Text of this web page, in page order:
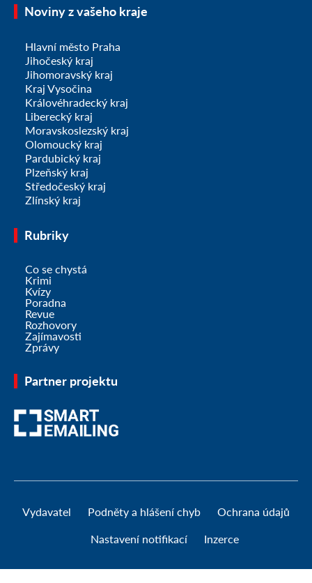
Noviny z vašeho kraje
Hlavní město Praha
Jihočeský kraj
Jihomoravský kraj
Kraj Vysočina
Královéhradecký kraj
Liberecký kraj
Moravskoslezský kraj
Olomoucký kraj
Pardubický kraj
Plzeňský kraj
Středočeský kraj
Zlínský kraj
Rubriky
Co se chystá
Krimi
Kvízy
Poradna
Revue
Rozhovory
Zajímavosti
Zprávy
Partner projektu
Vydavatel Podněty a hlášení chyb Ochrana údajů
Nastavení notifikací Inzerce